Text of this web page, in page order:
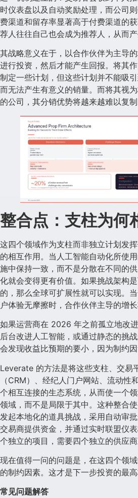
时仪表盘以及自动奖励处理，而公司
费渠道和留存率显著高于付费渠道的
荐人往往自己也会成为推荐人，从而产
其战略意义在于，以合作伙伴为主导
进行投资，然后才能产生回报。将其
制定一些计划，但这些计划并不能吸
而无法产生有意义的销量。而将其视
的公司，其分销优势将越来越难以复制
整合点：支柱为何
这四个领域作为支柱而非独立计划发
的相互作用。当人工智能自动化所使
施中保持一致，而不是分散在不同的
化就会变得更有价值。如果挑战架构
的，那么全球可扩展性就可以实现。
户体验无摩擦时，合作伙伴主导的增长
如果运营商在 2026 年之前孤立地改
后台改进人工智能，或通过静态的挑
会发现收益比预期的要小，因为制约因
Leverate 的方法是将这些支柱、交易
（CRM）、经纪人门户网站、流动性
个相互连接的生态系统，从而使一个
领域，而不是局限于其中。这种整合
发起本地化的道具挑战，采用自动审
交易商提供资金，并通过实时联盟仪
个独立的项目，需要四个独立的供应商
现在值得一问的问题是，在这四个领
的制约因素。这才是下一步投资的最高
常见问题解答